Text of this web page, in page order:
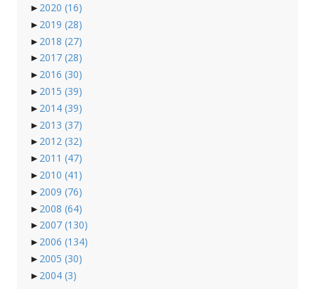
► 2020 (16)
► 2019 (28)
► 2018 (27)
► 2017 (28)
► 2016 (30)
► 2015 (39)
► 2014 (39)
► 2013 (37)
► 2012 (32)
► 2011 (47)
► 2010 (41)
► 2009 (76)
► 2008 (64)
► 2007 (130)
► 2006 (134)
► 2005 (30)
► 2004 (3)